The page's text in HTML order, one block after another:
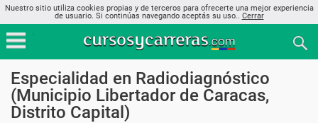
Nuestro sitio utiliza cookies propias y de terceros para ofrecerte una mejor experiencia
de usuario. Si continúas navegando aceptás su uso.. Cerrar
Especialidad en Radiodiagnóstico
(Municipio Libertador de Caracas,
Distrito Capital)